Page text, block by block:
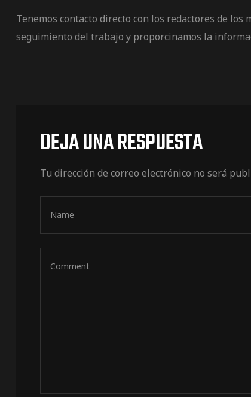
Tenemos contacto directo con los redactores de los
seguimiento del trabajo y proporcinamos la
DEJA UNA RESPUESTA
Tu dirección de correo electrónico no será
pista